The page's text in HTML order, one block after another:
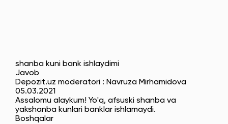
shanba kuni bank ishlaydimi
Javob
Depozit.uz moderatori : Navruza Mirhamidova
05.03.2021
Assalomu alaykum! Yo'q, afsuski shanba va
yakshanba kunlari banklar ishlamaydi.
Boshqalar